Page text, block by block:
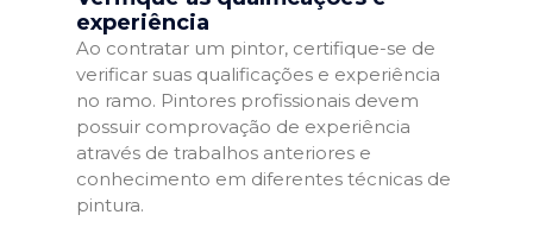
experiência
Ao contratar um pintor, certifique-se de
verificar suas qualificações e experiência
no ramo. Pintores profissionais devem
possuir comprovação de experiência
através de trabalhos anteriores e
conhecimento em diferentes técnicas de
pintura.